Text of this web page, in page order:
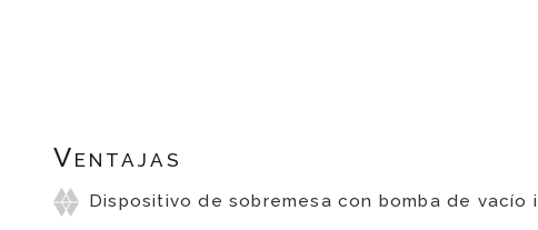
Ventajas
Dispositivo de sobremesa con bomba de vacío